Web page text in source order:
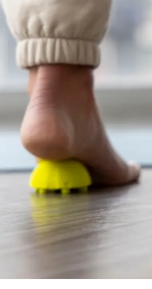
クラスに参加したいなら、
お申し込みに関する詳細、お
ジからご確認ください。 その
ら、間に合わなくなる前にど
終了日でもあります。🎁 ・6
ク・アーチ：足底腱膜がいか
み出すのか」 ・9月5&6日に
膜炎はなぜ起こるのか その
みをいただけば、¥5,940の
ントするキャンペーンは、6
エミリーのイベント詳細はこ